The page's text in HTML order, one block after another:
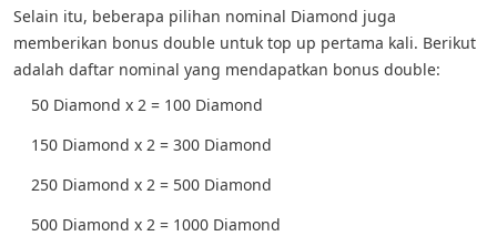
Selain itu, beberapa pilihan nominal Diamond juga
memberikan bonus double untuk top up pertama kali. Berikut
adalah daftar nominal yang mendapatkan bonus double:
50 Diamond x 2 = 100 Diamond
150 Diamond x 2 = 300 Diamond
250 Diamond x 2 = 500 Diamond
500 Diamond x 2 = 1000 Diamond